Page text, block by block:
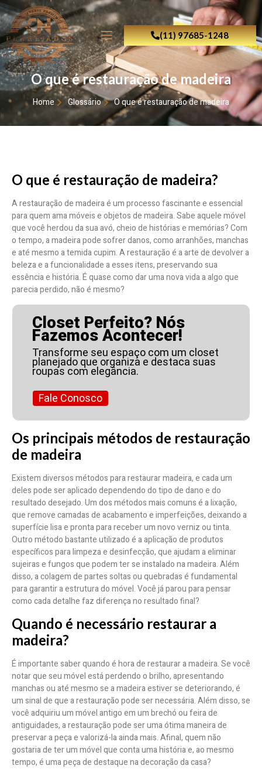
(11) 97685-1248
O que é restauração de madeira
Home Glossário O que é restauração de madeira
O que é restauração de madeira?
A restauração de madeira é um processo fascinante e essencial
para quem ama móveis e objetos de madeira. Sabe aquele móvel
que você herdou da sua avó, cheio de histórias e memórias? Com
o tempo, a madeira pode sofrer danos, como arranhões, manchas
e até mesmo a temida cupim. A restauração é a arte de devolver a
beleza e a funcionalidade a esses itens, preservando sua
essência e história. É quase como dar uma nova vida a algo que
parecia perdido, não é mesmo?
Closet Perfeito? Nós
Fazemos Acontecer!
Transforme seu espaço com um closet
planejado que organiza e destaca suas
roupas com elegância.
Fale Conosco
Os principais métodos de restauração
de madeira
Existem diversos métodos para restaurar madeira, e cada um
deles pode ser aplicado dependendo do tipo de dano e do
resultado desejado. Um dos métodos mais comuns é a lixação,
que remove camadas de acabamento e imperfeições, deixando a
superfície lisa e pronta para receber um novo verniz ou tinta.
Outro método bastante utilizado é a aplicação de produtos
específicos para limpeza e desinfecção, que ajudam a eliminar
sujeiras e fungos que podem ter se instalado na madeira. Além
disso, a colagem de partes soltas ou quebradas é fundamental
para garantir a estrutura do móvel. Você já parou para pensar
como cada detalhe faz diferença no resultado final?
Quando é necessário restaurar a
madeira?
É importante saber quando é hora de restaurar a madeira. Se você
notar que seu móvel está perdendo o brilho, apresentando
manchas ou até mesmo se a madeira estiver se deteriorando, é
um sinal de que a restauração pode ser necessária. Além disso, se
você adquiriu um móvel antigo em um brechó ou feira de
antiguidades, a restauração pode ser uma ótima maneira de
preservar a peça e valorizá-la ainda mais. Afinal, quem não
gostaria de ter um móvel que conta uma história e, ao mesmo
tempo, é uma peça de destaque na decoração da casa?